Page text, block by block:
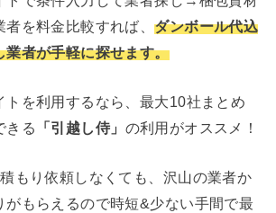
者を料金比較すれば、ダンボール代込
業者が手軽に探せます。
トを利用するなら、最大10社まとめ
きる
「引越し侍」 の利用がオススメ！
もり依頼しなくても、沢山の業者か
がもらえるので時短&少ない手間で最